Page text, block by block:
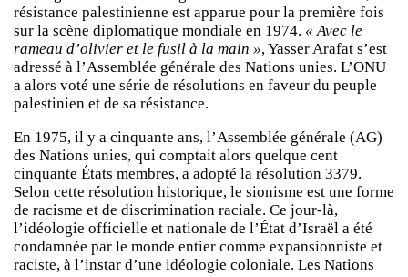
résistance palestinienne est apparue pour la première fois
sur la scène diplomatique mondiale en 1974. « Avec le
rameau d’olivier et le fusil à la main », Yasser Arafat s’est
adressé à l’Assemblée générale des Nations unies. L’ONU
a alors voté une série de résolutions en faveur du peuple
palestinien et de sa résistance.
En 1975, il y a cinquante ans, l’Assemblée générale (AG)
des Nations unies, qui comptait alors quelque cent
cinquante États membres, a adopté la résolution 3379.
Selon cette résolution historique, le sionisme est une forme
de racisme et de discrimination raciale. Ce jour-là,
l’idéologie officielle et nationale de l’État d’Israël a été
condamnée par le monde entier comme expansionniste et
raciste, à l’instar d’une idéologie coloniale. Les Nations